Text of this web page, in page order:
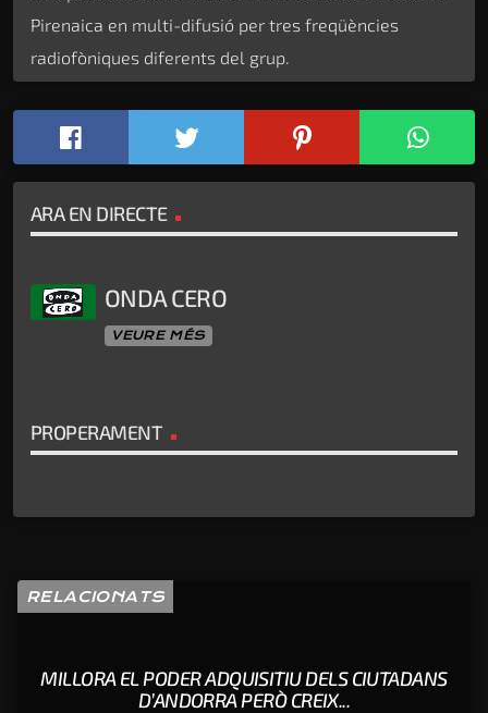
Pirenaica en multi-difusió per tres freqüències
radiofòniques diferents del grup.
ARA EN DIRECTE
ONDA CERO
VEURE MÉS
PROPERAMENT
RELACIONATS
MILLORA EL PODER ADQUISITIU DELS CIUTADANS
D’ANDORRA PERÒ CREIX...